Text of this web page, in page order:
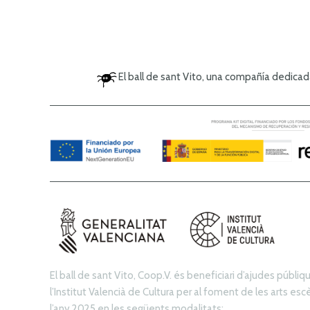
El ball de sant Vito, una compañía
El ball de sant Vito, Coop.V. és beneficiari d’ajudes
l’Institut Valencià de Cultura per al foment de les arts